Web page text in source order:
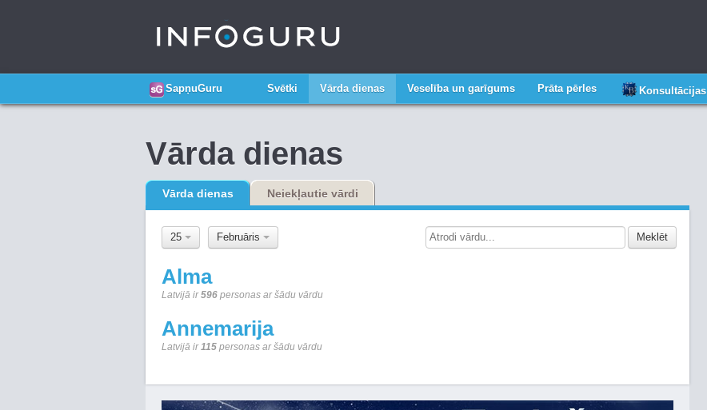
SapņuGuru Svētki Vārda dienas Veselība un garīgums Prāta pērles Konsultācijas
Vārda dienas
Vārda dienas Neiekļautie vārdi
25 Februāris Meklēt
Alma
Latvijā ir596 personas ar šādu vārdu
Annemarija
Latvijā ir115 personas ar šādu vārdu